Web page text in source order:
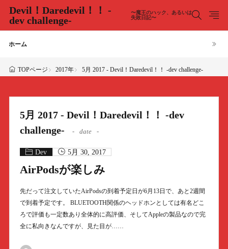
Devil！Daredevil！！ -
dev challenge-
〜魔王のハック、あるいは
失敗日記〜
ホーム
TOPページ 2017年 5月 2017 - Devil！Daredevil！！ -dev challenge-
5月 2017 - Devil！Daredevil！！ -dev
challenge-
date
Dev 5月 30, 2017
AirPodsが楽しみ
先だって注文していたAirPodsの到着予定日が6月13日で、あと2週間
で到着予定です。 BLUETOOTH関係のヘッドホンとしては有名どこ
ろで評価も一定数あり全体的に高評価、そしてAppleの製品なので完
全に私向きなんですが、見た目が……